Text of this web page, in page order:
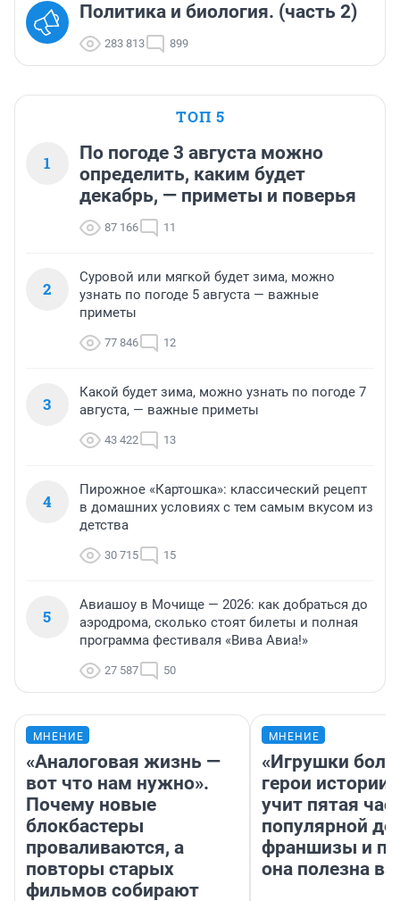
Политика и биология. (часть 2)
283 813 899
ТОП 5
1
По погоде 3 августа можно
определить, каким будет
декабрь, — приметы и поверья
87 166 11
2
Суровой или мягкой будет зима, можно
узнать по погоде 5 августа — важные
приметы
77 846 12
3
Какой будет зима, можно узнать по погоде 7
августа, — важные приметы
43 422 13
4
Пирожное «Картошка»: классический рецепт
в домашних условиях с тем самым вкусом из
детства
30 715 15
5
Авиашоу в Мочище — 2026: как добраться до
аэродрома, сколько стоят билеты и полная
программа фестиваля «Вива Авиа!»
27 587 50
МНЕНИЕ
«Аналоговая жизнь —
вот что нам нужно».
Почему новые
блокбастеры
проваливаются, а
повторы старых
фильмов собирают
МНЕНИЕ
«Игрушки
герои
учит пятая
популярной
франшизы и
она полезна